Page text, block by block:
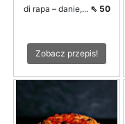
di rapa – danie,... ⇖ 50
Zobacz przepis!